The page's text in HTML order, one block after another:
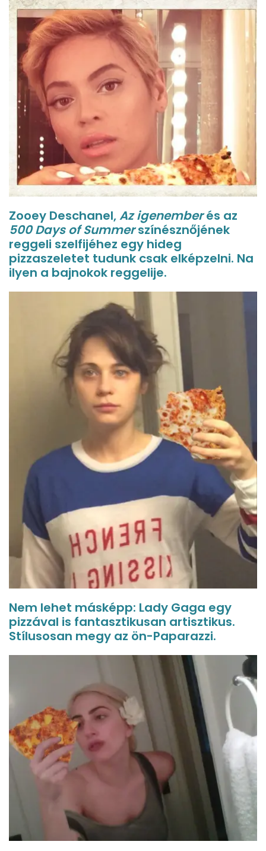
Zooey Deschanel,Az igenemberés az
500 Days of Summerszínésznőjének
reggeli szelfijéhez egy hideg
pizzaszeletet tudunk csak elképzelni. Na
ilyen a bajnokok reggelije.
Nem lehet másképp: Lady Gaga egy
pizzával is fantasztikusan artisztikus.
Stílusosan megy az ön-Paparazzi.